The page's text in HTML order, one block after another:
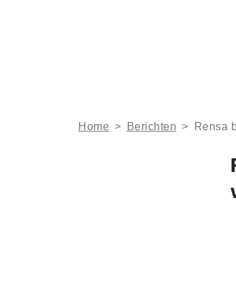
Home > Berichten > Rensa